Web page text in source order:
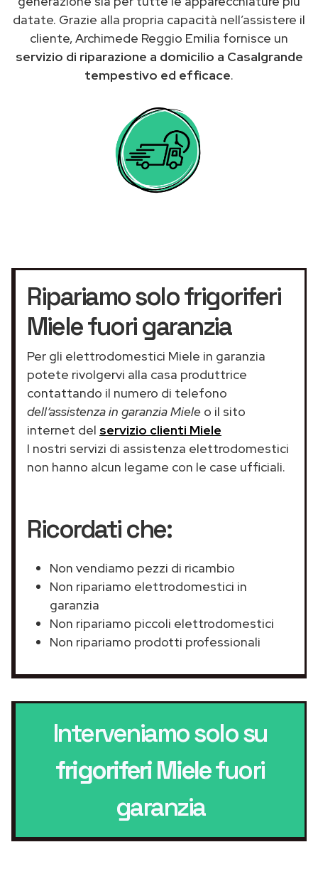
datate. Grazie alla propria capacità nell’assistere il
cliente, Archimede Reggio Emilia fornisce un
servizio di riparazione a domicilio a Casalgrande
tempestivo ed efficace.
Ripariamo solo frigoriferi
Miele fuori garanzia
Per gli elettrodomestici Miele in garanzia
potete rivolgervi alla casa produttrice
contattando il numero di telefono
dell’assistenza in garanzia Miele o il sito
internet del servizio clienti Miele
I nostri servizi di assistenza elettrodomestici
non hanno alcun legame con le case ufficiali.
Ricordati che:
Non vendiamo pezzi di ricambio
Non ripariamo elettrodomestici in
garanzia
Non ripariamo piccoli elettrodomestici
Non ripariamo prodotti professionali
Interveniamo solo su
frigoriferi Mielefuori
garanzia